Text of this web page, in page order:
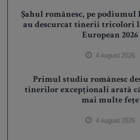
Șahul românesc, pe podiumul
au descurcat tinerii tricolori
European 2026
4 August 2026
Primul studiu românesc
tinerilor excepționali arată
mai multe fețe
4 August 2026